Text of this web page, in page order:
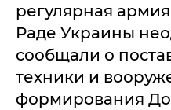
регулярная
Раде Украины
сообщали о
техники и
формирования